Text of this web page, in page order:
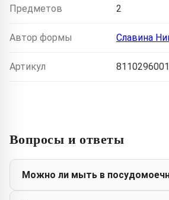
Предметов 2
Автор формы Славина
Артикул 8110296001
Вопросы и ответы
Можно ли мыть в